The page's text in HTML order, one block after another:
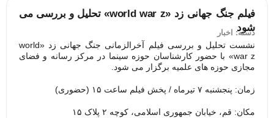
فیلم جنگ جهانی زد «world war z» تحلیل و بررسی می
شود
دسته: اخبار
نشست تحلیل و بررسی فیلم آخرالزمانی جنگ جهانی زد «world
war z» با حضور کارشناسان حوزه سینما در مرکز رسانه و فضای
مجازی حوزه های علمیه برگزار می شود.
زمان: پنجشنبه ۷ تیرماه / پخش فیلم ساعت ۱۵ (حضوری)
مکان: قم، خیابان جمهوری اسلامی، کوچه ۲ پلاک ۱۵